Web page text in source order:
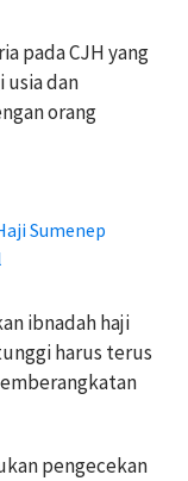
pada CJH yang
dan
orang
Sumenep
ibnadah haji
harus terus
pengecekan